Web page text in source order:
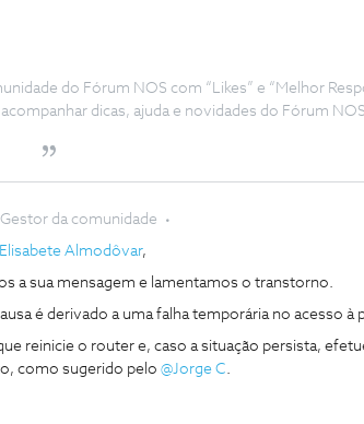
do Fórum NOS com “Likes” e “Melhor
dicas, ajuda e novidades do Fórum NOS.
Gestor da comunidade
Almodôvar,
a sua mensagem e lamentamos o transtorno.
é derivado a uma falha temporária no acesso à
reinicie o router e, caso a situação persista,
como sugerido pelo @Jorge C